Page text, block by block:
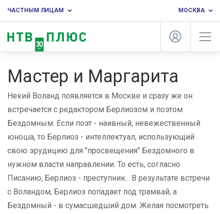
ЧАСТНЫМ ЛИЦАМ МОСКВА
Мастер и Маргарита
Некий Воланд появляется в Москве и сразу же он
встречается с редактором Берлиозом и поэтом
Бездомным. Если поэт - наивный, невежественный
юноша, то Берлиоз - интеллектуал, использующий
свою эрудицию для "просвещения" Бездомного в
нужном власти направлении. То есть, согласно
Писанию, Берлиоз - преступник... В результате встречи
с Воландом, Берлиоз попадает под трамвай, а
Бездомный - в сумасшедший дом. Желая посмотреть